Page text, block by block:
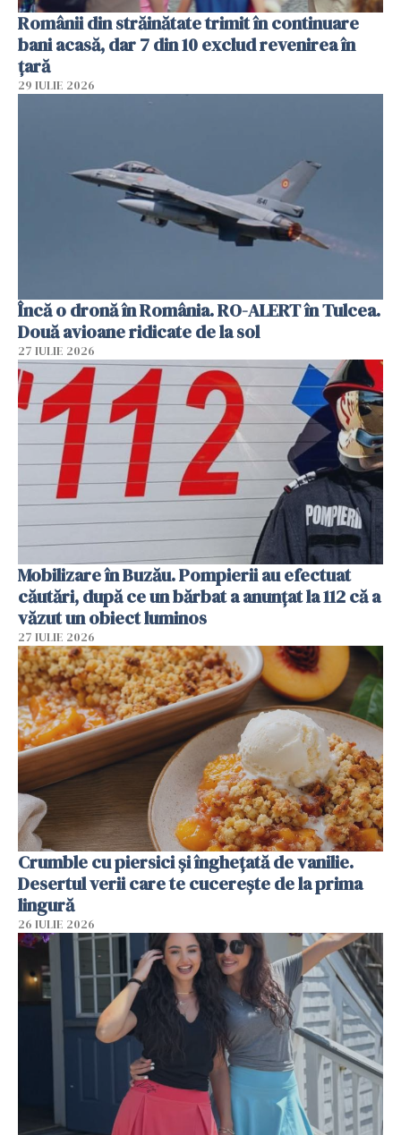
Românii din străinătate trimit în continuare
bani acasă, dar 7 din 10 exclud revenirea în
țară
29 IULIE 2026
Încă o dronă în România. RO-ALERT în Tulcea.
Două avioane ridicate de la sol
27 IULIE 2026
Mobilizare în Buzău. Pompierii au efectuat
căutări, după ce un bărbat a anunțat la 112 că a
văzut un obiect luminos
27 IULIE 2026
Crumble cu piersici și înghețată de vanilie.
Desertul verii care te cucerește de la prima
lingură
26 IULIE 2026